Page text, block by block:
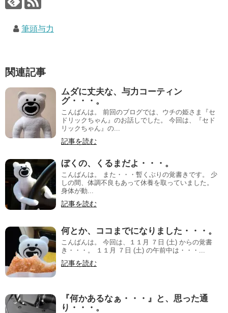
筆頭与力
関連記事
ムダに丈夫な、与力コーティン
グ・・・。
こんばんは。 前回のブログでは、ウチの姫さま『セ
ドリックちゃん』のお話しでした。 今回は、『セド
リックちゃん』の...
記事を読む
ぼくの、くるまだよ・・・。
こんばんは。 また・・・暫くぶりの覚書きです。 少
しの間、体調不良もあって休養を取っていました。
身体が動...
記事を読む
何とか、ココまでになりました・・・。
こんばんは。 今回は、１１月 ７日 (土) からの覚書
き・・・。 １１月 ７日 (土) の午前中は・・・...
記事を読む
『何かあるなぁ・・・』と、思った通
り・・・。